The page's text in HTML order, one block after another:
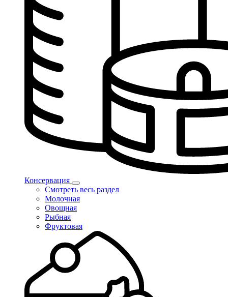
Консервация
Смотреть весь раздел
Молочная
Овощная
Рыбная
Фруктовая